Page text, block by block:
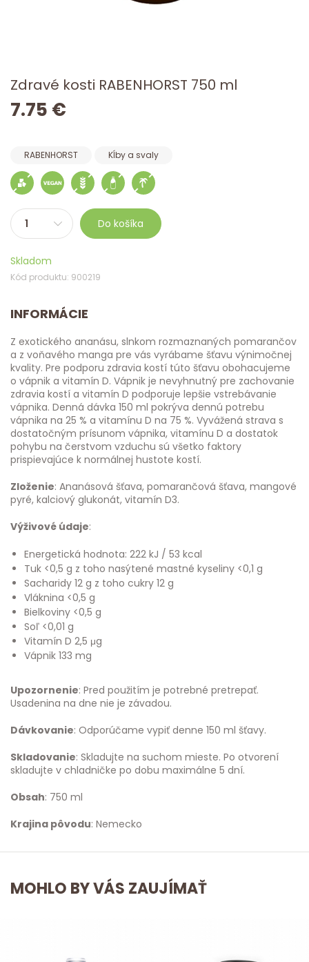
Zdravé kosti RABENHORST 750 ml
7.75 €
RABENHORST Kĺby a svaly
Do košíka
Skladom
Kód produktu: 900219
INFORMÁCIE
Z exotického ananásu, slnkom rozmaznaných pomarančov
a z voňavého manga pre vás vyrábame šťavu výnimočnej
kvality. Pre podporu zdravia kostí túto šťavu obohacujeme
o vápnik a vitamín D. Vápnik je nevyhnutný pre zachovanie
zdravia kostí a vitamín D podporuje lepšie vstrebávanie
vápnika. Denná dávka 150 ml pokrýva dennú potrebu
vápnika na 25 % a vitamínu D na 75 %. Vyvážená strava s
dostatočným prísunom vápnika, vitamínu D a dostatok
pohybu na čerstvom vzduchu sú všetko faktory
prispievajúce k normálnej hustote kostí.
Zloženie: Ananásová šťava, pomarančová šťava, mangové
pyré, kalciový glukonát, vitamín D3.
Výživové údaje:
Energetická hodnota: 222 kJ / 53 kcal
Tuk <0,5 g z toho nasýtené mastné kyseliny <0,1 g
Sacharidy 12 g z toho cukry 12 g
Vláknina <0,5 g
Bielkoviny <0,5 g
Soľ <0,01 g
Vitamín D 2,5 μg
Vápnik 133 mg
Upozornenie: Pred použitím je potrebné pretrepať.
Usadenina na dne nie je závadou.
Dávkovanie: Odporúčame vypiť denne 150 ml šťavy.
Skladovanie: Skladujte na suchom mieste. Po otvorení
skladujte v chladničke po dobu maximálne 5 dní.
Obsah: 750 ml
Krajina pôvodu: Nemecko
MOHLO BY VÁS ZAUJÍMAŤ